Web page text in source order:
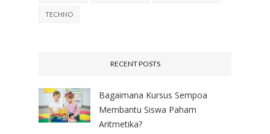
TECHNO
RECENT POSTS
Bagaimana Kursus Sempoa
Membantu Siswa Paham
Aritmetika?